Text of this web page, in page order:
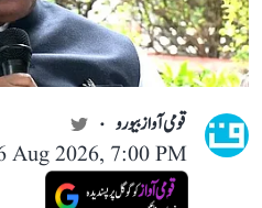
قومی آواز بیورو
Aug 2026, 7:00 PM